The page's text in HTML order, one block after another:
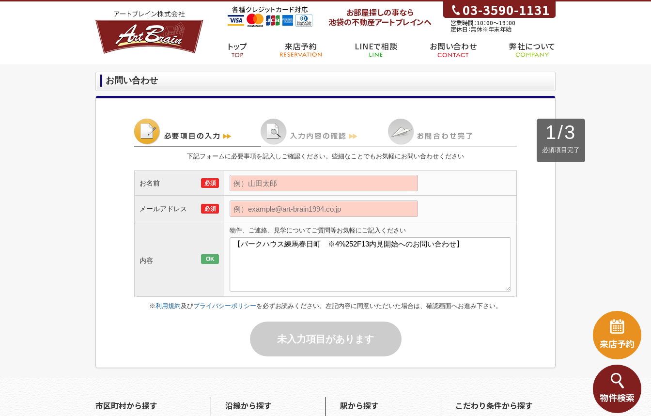
お部屋探しの事なら
池袋の不動産アートブレインへ
03-3590-1131
営業時間：10：00～19：00
定休日：無休※年末年始
トップ 来店予約 LINEで相談 お問い合わせ 弊社について
お問い合わせ
1/3
必須項目完了
下記フォームに必要事項を記入しご確認ください。些細なことでもお気軽にお問い合わせください
お名前 必須
メールアドレス 必須
内容 OK
物件、ご連絡、見学についてご質問等お気軽にご記入ください
※利用規約及びプライバシーポリシーを必ずお読みください。左記内容に同意いただいた場合は、確認画面へお進み下さい。
未入力項目があります 来店予約
物件検索
市区町村から探す
沿線から探す
駅から探す
こだわり条件から探す